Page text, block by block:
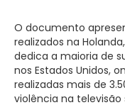
O documento
realizados na
dedica a maioria de
nos Estados Unidos,
realizadas mais de
violência na